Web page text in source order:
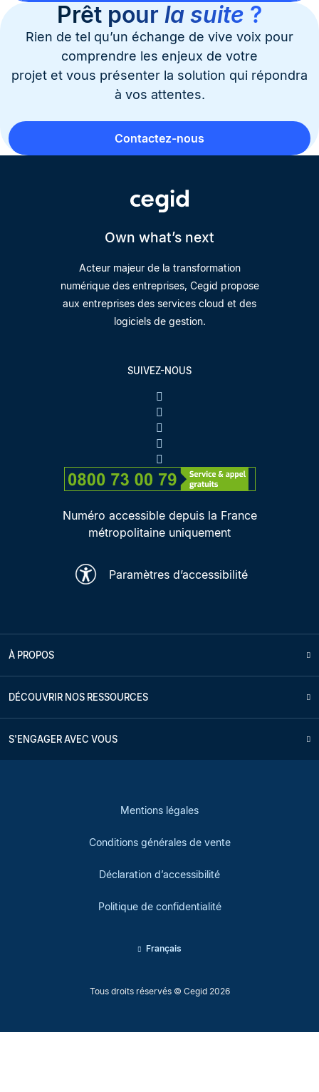
Prêt pour la suite ?
Rien de tel qu’un échange de vive voix pour
comprendre les enjeux de votre
projet et vous présenter la solution qui répondra
à vos attentes.
Contactez-nous
Own what’s next
Acteur majeur de la transformation
numérique des entreprises, Cegid propose
aux entreprises des services cloud et des
logiciels de gestion.
SUIVEZ-NOUS
Numéro accessible depuis la France
métropolitaine uniquement
Paramètres d’accessibilité
À PROPOS
DÉCOUVRIR NOS RESSOURCES
S'ENGAGER AVEC VOUS
Tous droits réservés © Cegid 2026
Mentions légales
Conditions générales de vente
Déclaration d’accessibilité
Politique de confidentialité
Français